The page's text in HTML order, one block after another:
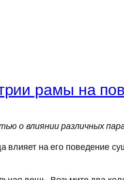
рамы на
о влиянии различных
влияет на его поведение